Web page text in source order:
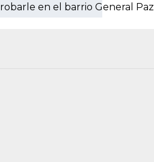
robarle en el barrio General Paz